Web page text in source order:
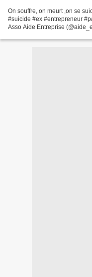
On souffre, on meurt ,on se
#suicide #ex #entrepreneur
Asso Aide Entreprise